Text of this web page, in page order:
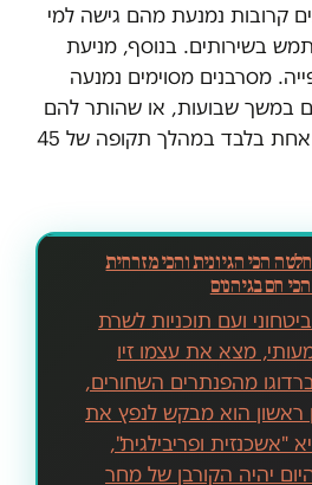
קרובות נמנעת מהם גישה למי
בשירותים. בנוסף, מניעת
מסרבנים מסוימים נמנעה
במשך שבועות, או שהותר להם
לכבס את בגדיהם פעם אחת בלבד במהלך תקופה של 45
הכי הגיונית והכי מזרחית
חם בגיהנום
ביטחוני ועם תוכניות לשרת
מצא את עצמו זיו
מהפנתרים השחורים,
ראשון הוא מבקש לנפץ את
"אשכנזית ופריבילגית",
יהיה הקורבן של מחר